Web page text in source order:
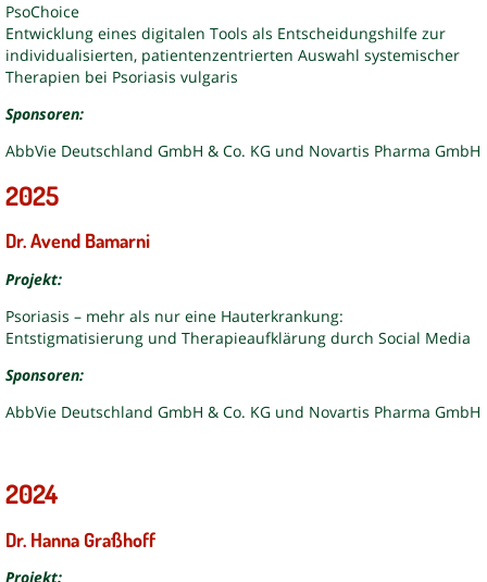
PsoChoice
Entwicklung eines digitalen Tools als Entscheidungshilfe zur
individualisierten, patientenzentrierten Auswahl systemischer
Therapien bei Psoriasis vulgaris
Sponsoren:
AbbVie Deutschland GmbH & Co. KG und Novartis Pharma GmbH
2025
Dr. Avend Bamarni
Projekt:
Psoriasis – mehr als nur eine Hauterkrankung:
Entstigmatisierung und Therapieaufklärung durch Social Media
Sponsoren:
AbbVie Deutschland GmbH & Co. KG und Novartis Pharma GmbH
2024
Dr. Hanna Graßhoff
Projekt: